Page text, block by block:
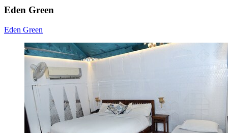
Eden Green
Eden Green